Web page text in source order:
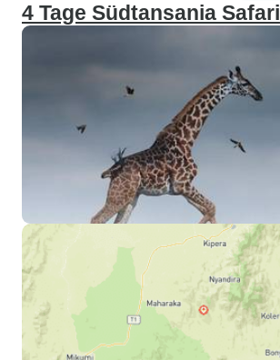
4 Tage Südtansania Safari